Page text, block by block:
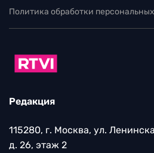
Политика обработки
Редакция
115280, г. Москва, ул.
д. 26, этаж 2